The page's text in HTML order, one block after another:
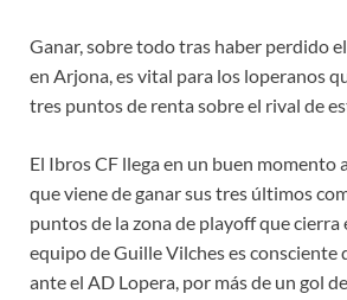
Ganar, sobre todo tras haber perdido
en Arjona, es vital para los loperanos
tres puntos de renta sobre el rival de
El Ibros CF llega en un buen momento
que viene de ganar sus tres últimos
puntos de la zona de playoff que cierra
equipo de Guille Vilches es consciente
ante el AD Lopera, por más de un gol